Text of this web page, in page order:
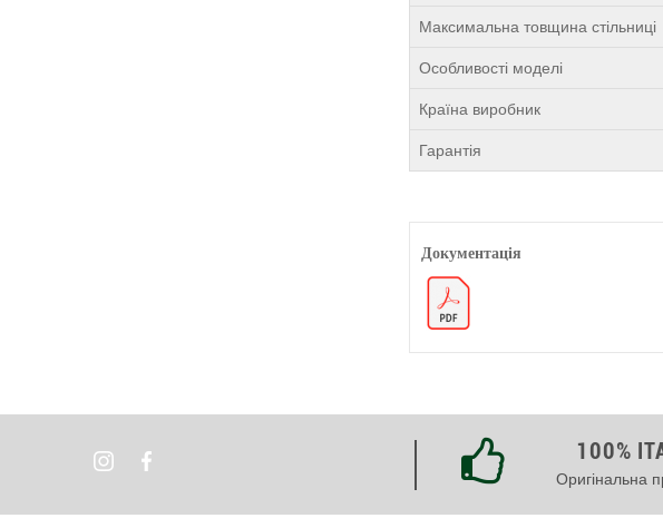
Максимальна товщина стільниці
Особливості моделі
Країна виробник
Гарантія
Документація
100%
Оригінальна